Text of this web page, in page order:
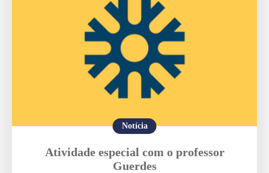
Notícia
Atividade especial com o professor
Guerdes
Enviar E-mail